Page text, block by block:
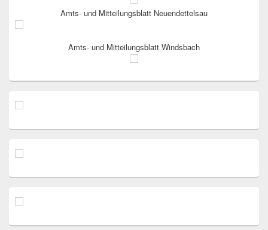
Amts- und Mitteilungsblatt Neuendettelsau
Amts- und Mitteilungsblatt Windsbach